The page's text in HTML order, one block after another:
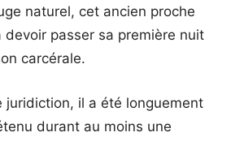
naturel, cet ancien proche
devoir passer sa première nuit
carcérale.
juridiction, il a été longuement
durant au moins une